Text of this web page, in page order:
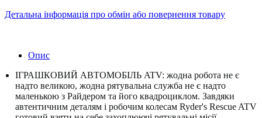
Детальна інформація про обмін або повернення товару
Опис
ІГРАШКОВИЙ АВТОМОБІЛЬ ATV: жодна робота не є
надто великою, жодна рятувальна служба не є надто
маленькою з Райдером та його квадроциклом. Завдяки
автентичним деталям і робочим колесам Ryder's Rescue ATV